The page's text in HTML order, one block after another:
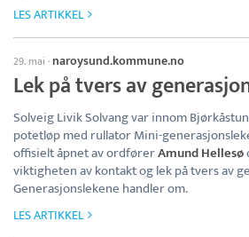
LES ARTIKKEL
29. mai · naroysund.kommune.no
Lek på tvers av
Solveig Livik Solvang var innom
potetløp med rullator Mini-
offisielt åpnet av ordførerAmund Hellesø
viktigheten av kontakt og lek på tvers av
Generasjonslekene handler om.
LES ARTIKKEL